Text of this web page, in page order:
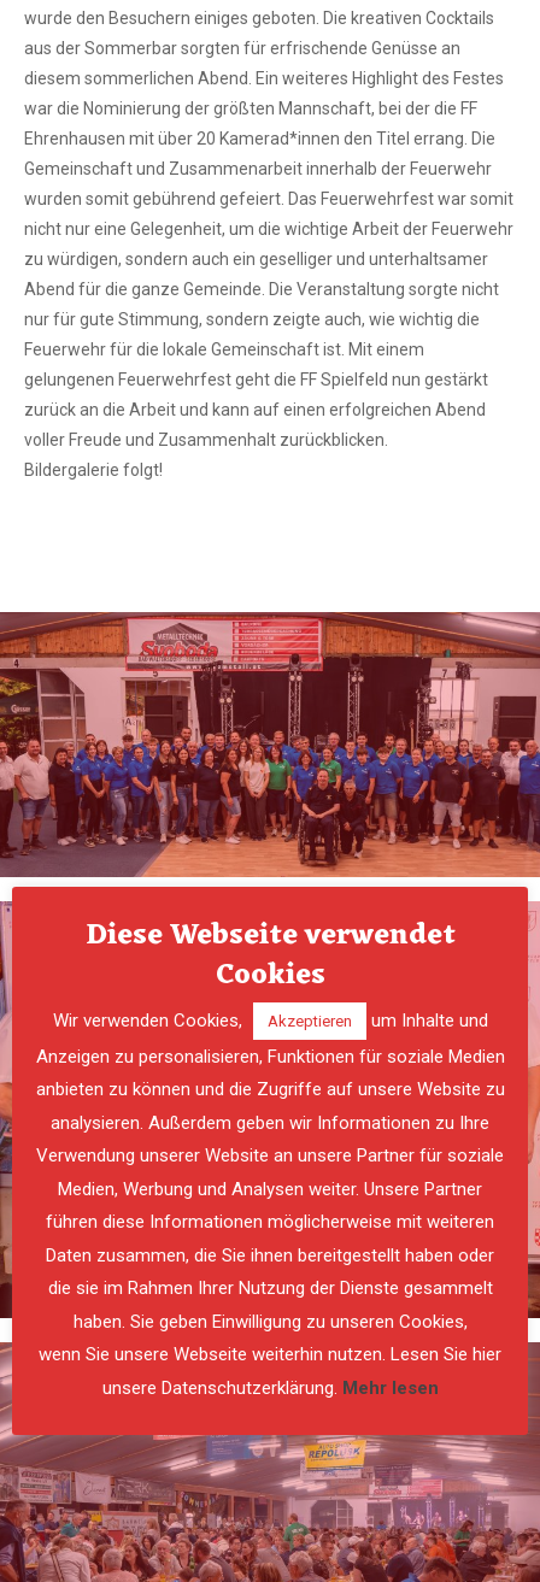
wurde den Besuchern einiges geboten. Die kreativen Cocktails
aus der Sommerbar sorgten für erfrischende Genüsse an
diesem sommerlichen Abend. Ein weiteres Highlight des Festes
war die Nominierung der größten Mannschaft, bei der die FF
Ehrenhausen mit über 20 Kamerad*innen den Titel errang. Die
Gemeinschaft und Zusammenarbeit innerhalb der Feuerwehr
wurden somit gebührend gefeiert. Das Feuerwehrfest war somit
nicht nur eine Gelegenheit, um die wichtige Arbeit der Feuerwehr
zu würdigen, sondern auch ein geselliger und unterhaltsamer
Abend für die ganze Gemeinde. Die Veranstaltung sorgte nicht
nur für gute Stimmung, sondern zeigte auch, wie wichtig die
Feuerwehr für die lokale Gemeinschaft ist. Mit einem
gelungenen Feuerwehrfest geht die FF Spielfeld nun gestärkt
zurück an die Arbeit und kann auf einen erfolgreichen Abend
voller Freude und Zusammenhalt zurückblicken.
Bildergalerie folgt!
PREVIOUS
Diese Webseite verwendet
Cookies
Wir verwenden Cookies, Akzeptieren
um Inhalte und
Anzeigen zu personalisieren, Funktionen für soziale Medien
anbieten zu können und die Zugriffe auf unsere Website zu
analysieren. Außerdem geben wir Informationen zu Ihre
Verwendung unserer Website an unsere Partner für soziale
Medien, Werbung und Analysen weiter. Unsere Partner
führen diese Informationen möglicherweise mit weiteren
Daten zusammen, die Sie ihnen bereitgestellt haben oder
die sie im Rahmen Ihrer Nutzung der Dienste gesammelt
haben. Sie geben Einwilligung zu unseren Cookies,
wenn Sie unsere Webseite weiterhin nutzen. Lesen Sie hier
unsere Datenschutzerklärung. Mehr lesen